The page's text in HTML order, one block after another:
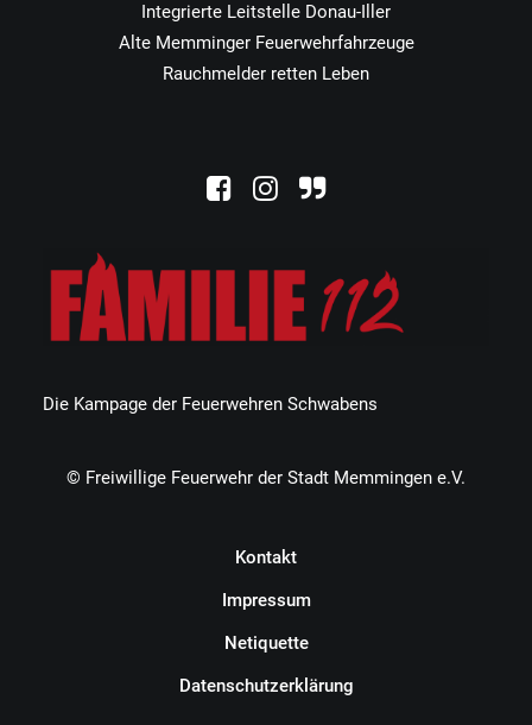
Die Kampage der Feuerwehren Schwabens
Integrierte Leitstelle Donau-Iller
Alte Memminger Feuerwehrfahrzeuge
Rauchmelder retten Leben
© Freiwillige Feuerwehr der Stadt Memmingen e.V.
Kontakt
Impressum
Netiquette
Datenschutzerklärung